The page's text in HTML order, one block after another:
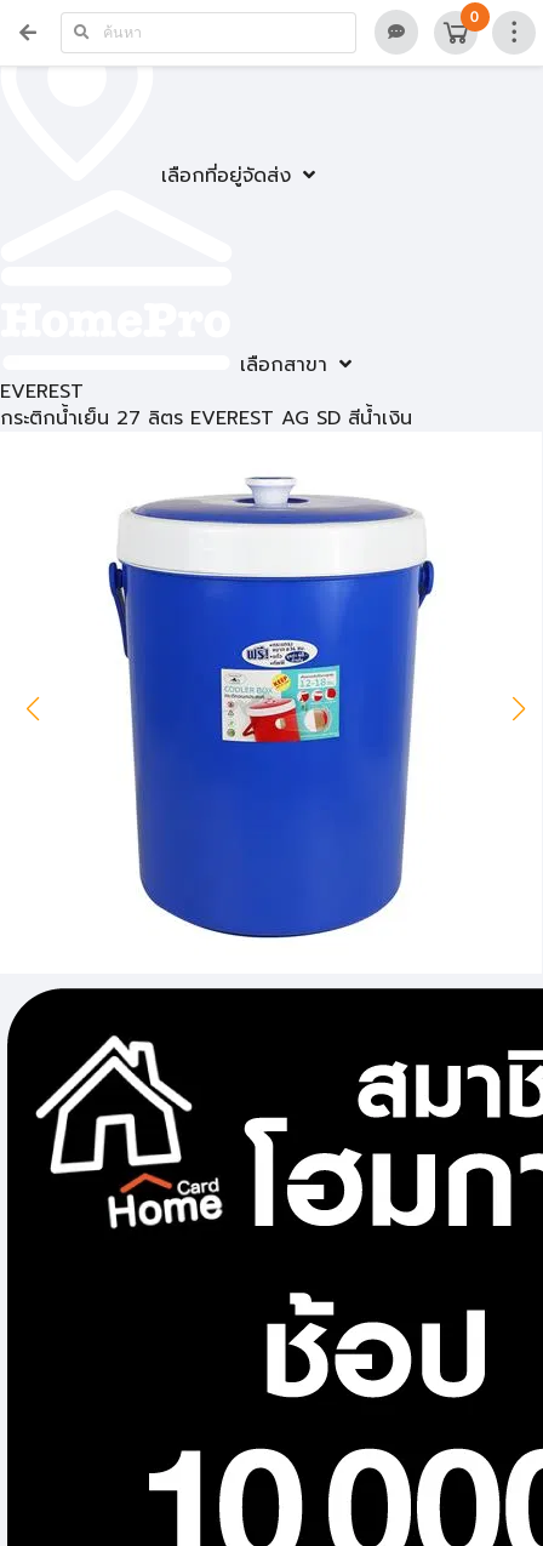
เลือกที่อยู่จัดส่ง
เลือกสาขา
0
EVEREST
กระติกน้ำเย็น 27 ลิตร EVEREST AG SD สีน้ำเงิน